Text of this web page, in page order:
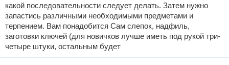
какой последовательности следует делать. Затем нужно
запастись различными необходимыми предметами и
терпением. Вам понадобится Сам слепок, надфиль,
заготовки ключей (для новичков лучше иметь под рукой три-
четыре штуки, остальным будет